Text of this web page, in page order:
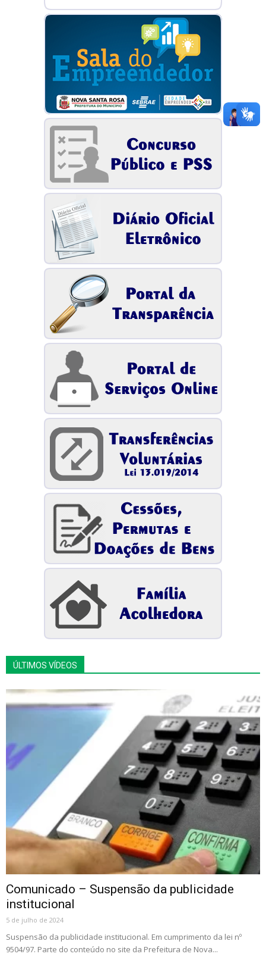
ÚLTIMOS VÍDEOS
Comunicado – Suspensão da publicidade
institucional
5 de julho de 2024
Suspensão da publicidade institucional. Em cumprimento da lei nº
9504/97. Parte do conteúdo no site da Prefeitura de Nova...